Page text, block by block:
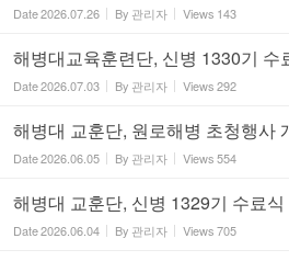
Date2026.07.26 By 관리자 Views 143
해병대교육훈련단, 신병 1330기 수
Date2026.07.03 By 관리자 Views292
해병대 교훈단, 원로해병 초청행사
Date2026.06.05 By 관리자 Views554
해병대 교훈단, 신병 1329기 수료식
Date2026.06.04 By 관리자 Views705